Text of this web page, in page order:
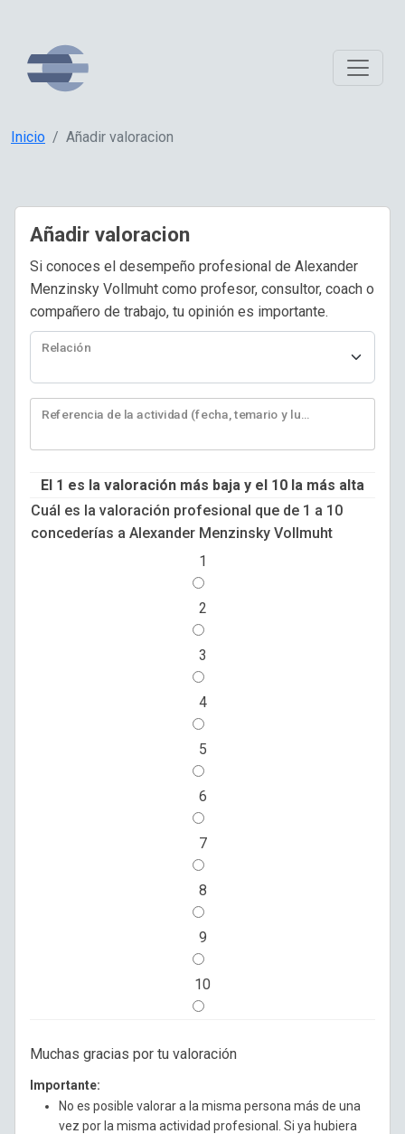
Inicio Añadir valoracion
Añadir valoracion
Si conoces el desempeño profesional de Alexander
Menzinsky Vollmuht como profesor, consultor, coach o
compañero de trabajo, tu opinión es importante.
Relación
El 1 es la valoración más baja y el 10 la más alta
Cuál es la valoración profesional que de 1 a 10
concederías a Alexander Menzinsky Vollmuht
1
2
3
4
5
6
7
8
9
10
Muchas gracias por tu valoración
Importante:
No es posible valorar a la misma persona más de una
vez por la misma actividad profesional. Si ya hubiera